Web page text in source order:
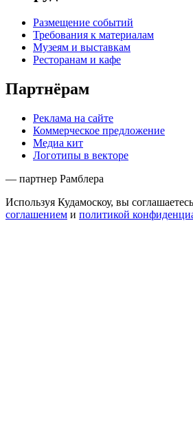
Размещение событий
Требования к материалам
Музеям и выставкам
Ресторанам и кафе
Партнёрам
Реклама на сайте
Коммерческое предложение
Медиа кит
Логотипы в векторе
— партнер Рамблера
Используя Кудамоскоу, вы
соглашением и политикой